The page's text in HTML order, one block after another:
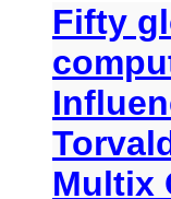
Fifty
Multix